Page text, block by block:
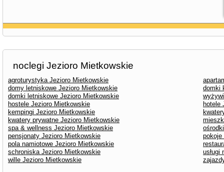
noclegi Jezioro Mietkowskie
agroturystyka Jezioro Mietkowskie
domy letniskowe Jezioro Mietkowskie
domki
domki letniskowe Jezioro Mietkowskie
hostele Jezioro Mietkowskie
hotele
kempingi Jezioro Mietkowskie
kwatery prywatne Jezioro Mietkowskie
spa & wellness Jezioro Mietkowskie
pensjonaty Jezioro Mietkowskie
pokoje
pola namiotowe Jezioro Mietkowskie
schroniska Jezioro Mietkowskie
usługi
wille Jezioro Mietkowskie